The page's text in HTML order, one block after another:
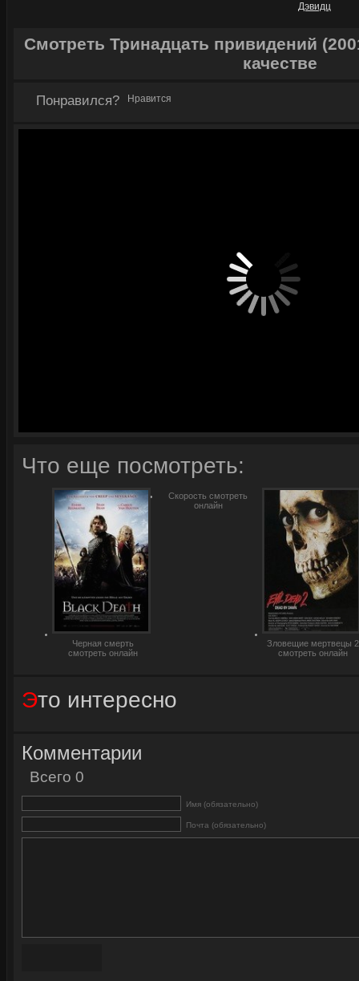
Дэвидц
Смотреть Тринадцать привидений
качестве
Понравился? Нравится
Что еще посмотреть:
Черная смерть
смотреть онлайн
Скорость смотреть
онлайн
Зловещие мертвецы 2
смотреть онлайн
Это интересно
Комментарии
Всего 0
Имя (обязательно)
Почта (обязательно)